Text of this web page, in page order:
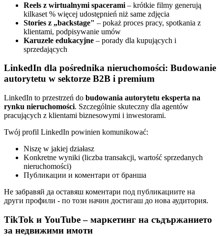
Reels z wirtualnymi spacerami – krótkie filmy generują
kilkaset % więcej udostępnień niż same zdjęcia
Stories z „backstage" – pokaż proces pracy, spotkania z
klientami, podpisywanie umów
Karuzele edukacyjne – porady dla kupujących i
sprzedających
LinkedIn dla pośrednika nieruchomości: Budowanie
autorytetu w sektorze B2B i premium
LinkedIn to przestrzeń do budowania autorytetu eksperta na
rynku nieruchomości. Szczególnie skuteczny dla agentów
pracujących z klientami biznesowymi i inwestorami.
Twój profil LinkedIn powinien komunikować:
Niszę w jakiej działasz
Konkretne wyniki (liczba transakcji, wartość sprzedanych
nieruchomości)
Публикации и коментари от бранша
Не забравяй да оставяш коментари под публикациите на
други профили - по този начин достигаш до нова аудитория.
TikTok и YouTube – маркетинг на съдържанието
за недвижими имоти